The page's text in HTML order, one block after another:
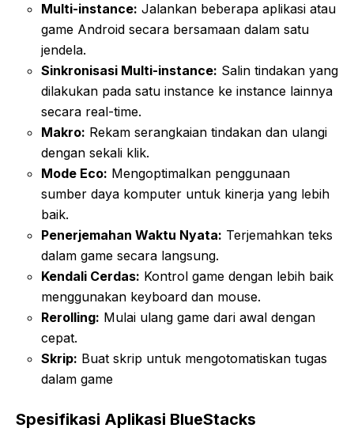
Multi-instance: Jalankan beberapa aplikasi atau
game Android secara bersamaan dalam satu
jendela.
Sinkronisasi Multi-instance: Salin tindakan yang
dilakukan pada satu instance ke instance lainnya
secara real-time.
Makro: Rekam serangkaian tindakan dan ulangi
dengan sekali klik.
Mode Eco: Mengoptimalkan penggunaan
sumber daya komputer untuk kinerja yang lebih
baik.
Penerjemahan Waktu Nyata: Terjemahkan teks
dalam game secara langsung.
Kendali Cerdas: Kontrol game dengan lebih baik
menggunakan keyboard dan mouse.
Rerolling: Mulai ulang game dari awal dengan
cepat.
Skrip: Buat skrip untuk mengotomatiskan tugas
dalam game
Spesifikasi Aplikasi BlueStacks